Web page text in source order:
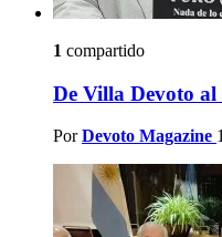
1 compartido
De Villa Devoto
Por Devoto Magazine